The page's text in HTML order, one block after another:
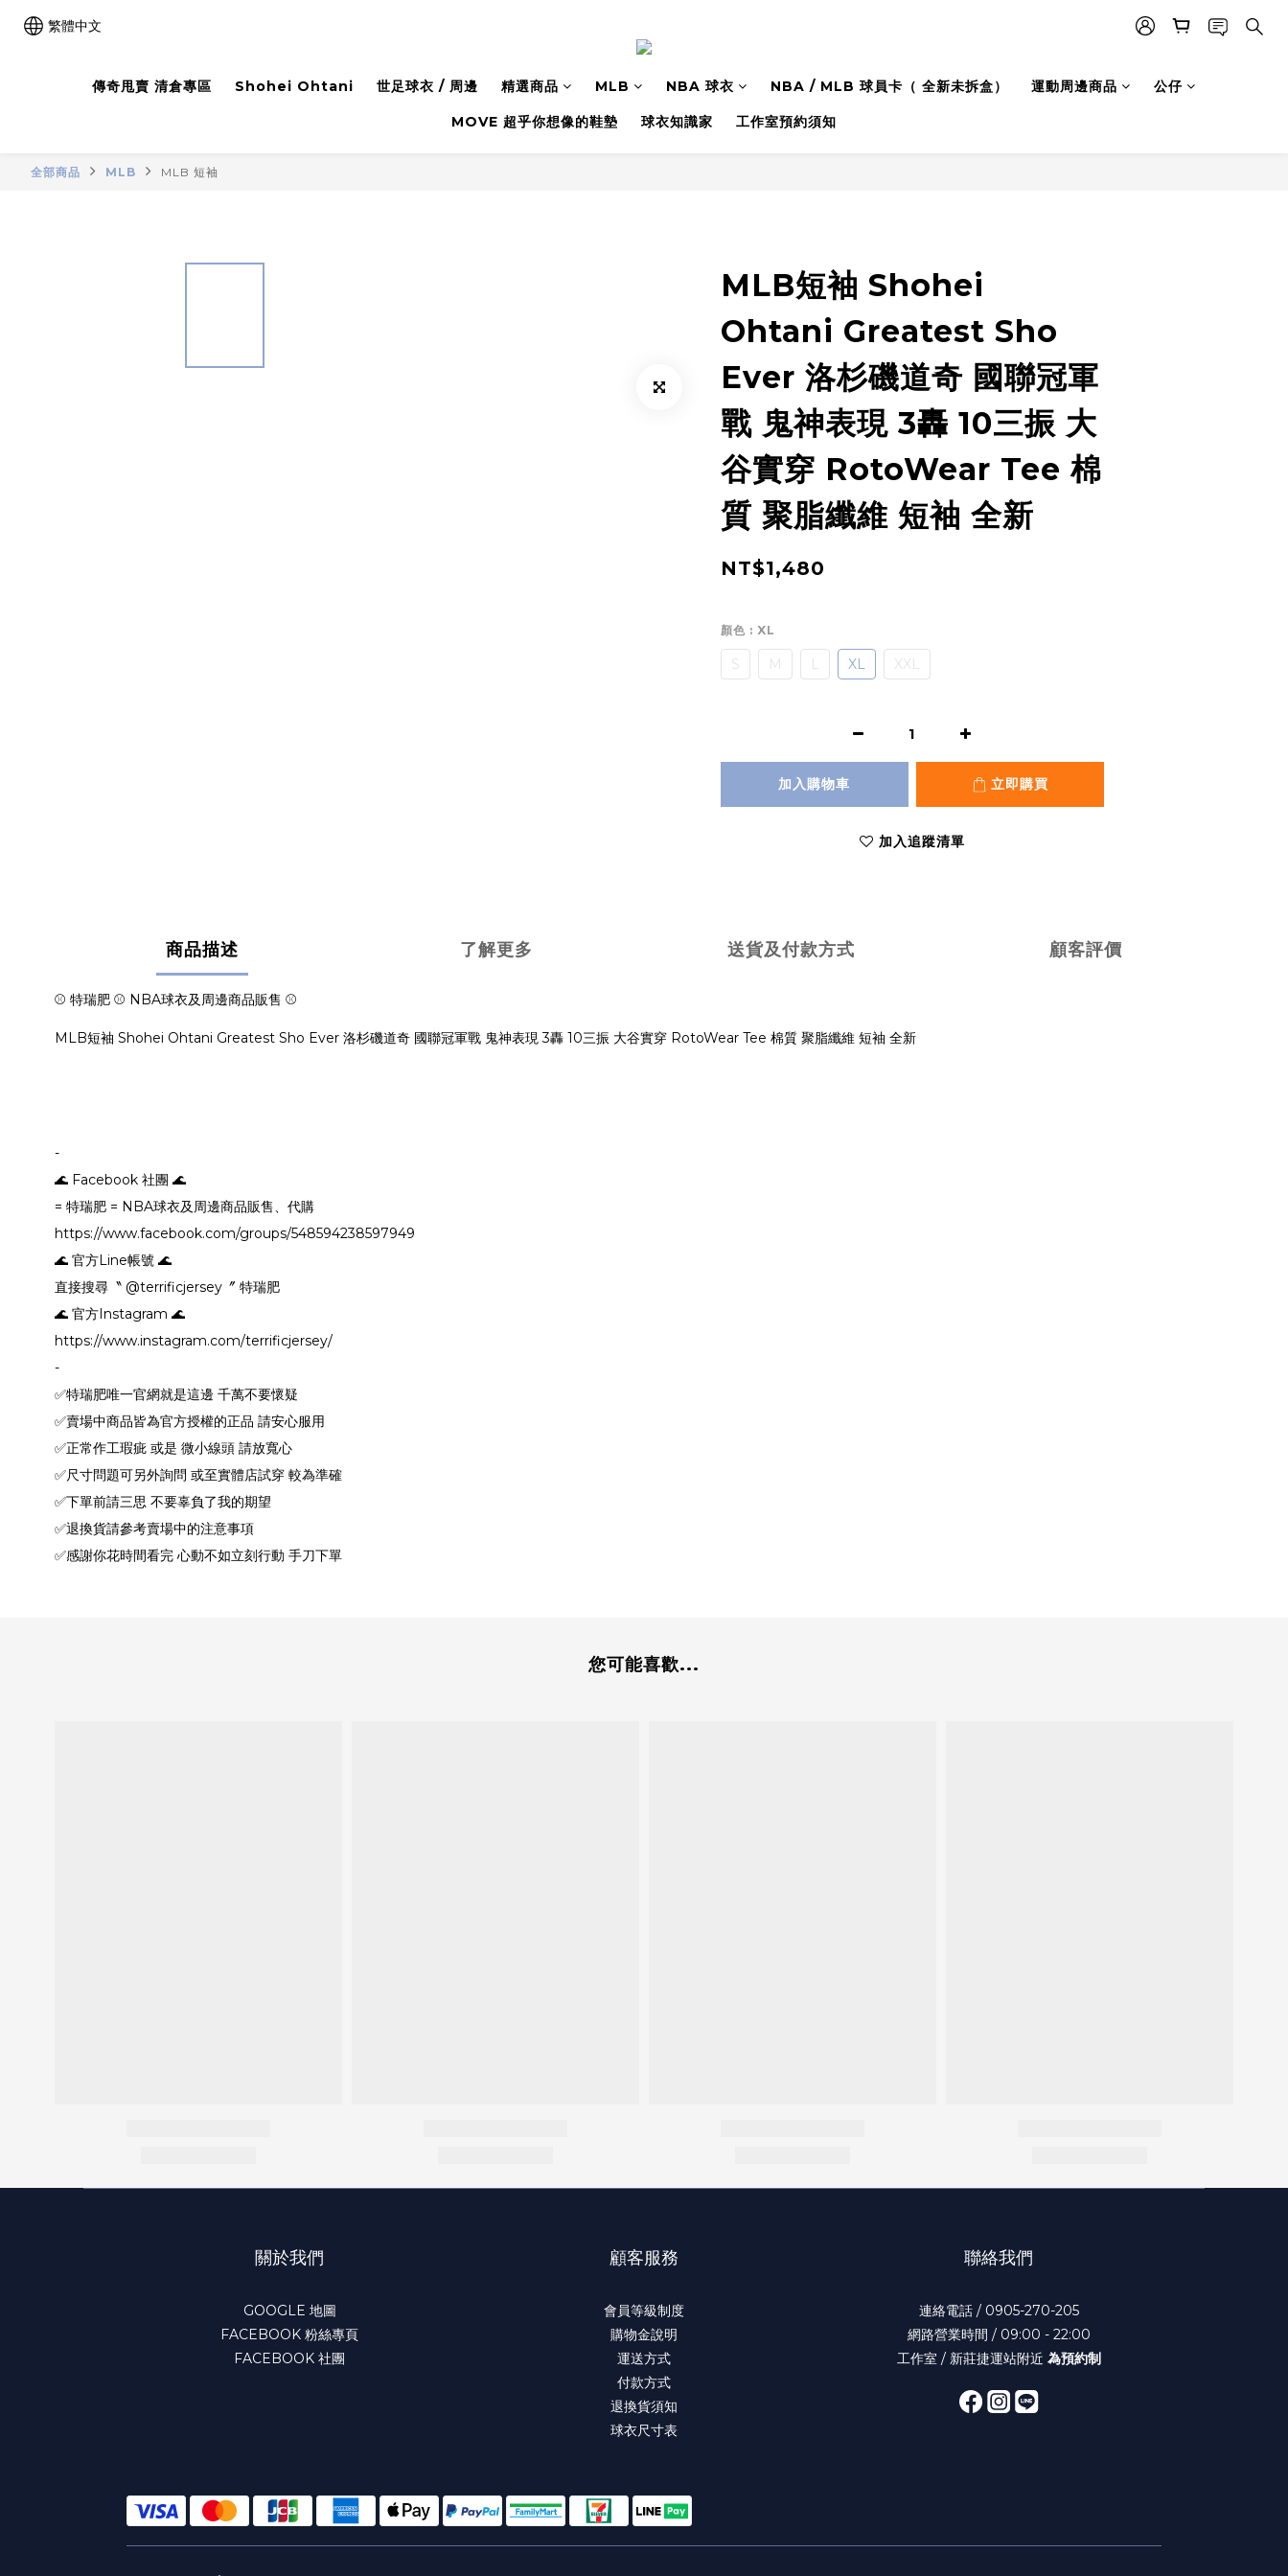
繁體中文
傳奇甩賣 清倉專區 Shohei Ohtani 世足球衣 / 周邊 精選商品 MLB NBA 球衣 NBA / MLB 球員卡（ 全新未拆盒） 運動周邊商品 公仔
MOVE 超乎你想像的鞋墊 球衣知識家 工作室預約須知
全部商品 MLB MLB 短袖
MLB短袖 Shohei
Ohtani Greatest Sho
Ever 洛杉磯道奇 國聯冠軍
戰 鬼神表現 3轟 10三振 大
谷實穿 RotoWear Tee 棉
質 聚脂纖維 短袖 全新
NT$1,480
顏色 : XL
S M L XL XXL
加入購物車 立即購買
加入追蹤清單
商品描述 了解更多 送貨及付款方式 顧客評價
⚾ 特瑞肥 ⚾ NBA球衣及周邊商品販售 ⚾
MLB短袖 Shohei Ohtani Greatest Sho Ever 洛杉磯道奇 國聯冠軍戰 鬼神表現 3轟 10三振 大谷實穿 RotoWear Tee 棉質 聚脂纖維 短袖 全新
-
🌊 Facebook 社團 🌊
= 特瑞肥 = NBA球衣及周邊商品販售、代購
https://www.facebook.com/groups/548594238597949
🌊 官方Line帳號 🌊
直接搜尋〝 @terrificjersey〞 特瑞肥
🌊 官方Instagram 🌊
https://www.instagram.com/terrificjersey/
-
✅特瑞肥唯一官網就是這邊 千萬不要懷疑
✅賣場中商品皆為官方授權的正品 請安心服用
✅正常作工瑕疵 或是 微小線頭 請放寬心
✅尺寸問題可另外詢問 或至實體店試穿 較為準確
✅下單前請三思 不要辜負了我的期望
✅退換貨請參考賣場中的注意事項
✅感謝你花時間看完 心動不如立刻行動 手刀下單
您可能喜歡...
關於我們
GOOGLE 地圖
FACEBOOK 粉絲專頁
FACEBOOK 社團
顧客服務
會員等級制度
購物金說明
運送方式
付款方式
退換貨須知
球衣尺寸表
聯絡我們
連絡電話 / 0905-270-205
網路營業時間 / 09:00 - 22:00
工作室 / 新莊捷運站附近 為預約制